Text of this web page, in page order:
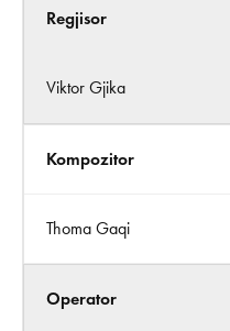
Regjisor
Viktor Gjika
Kompozitor
Thoma Gaqi
Operator